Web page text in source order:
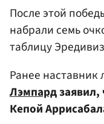
После этой
набрали семь
таблицу
Ранее наставник
Лэмпардзаявил,
Кепой